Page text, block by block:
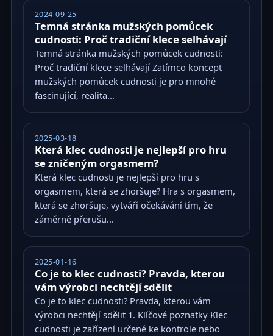
2024-09-25
Temná stránka mužských pomůcek
cudnosti: Proč tradiční klece selhávají
Temná stránka mužských pomůcek cudnosti:
Proč tradiční klece selhávají Zatímco koncept
mužských pomůcek cudnosti je pro mnohé
fascinující, realita...
2025-03-18
Která klec cudnosti je nejlepší pro hru
se zničeným orgasmem?
Která klec cudnosti je nejlepší pro hru s
orgasmem, která se zhoršuje? Hra s orgasmem,
která se zhoršuje, vytváří očekávání tím, že
záměrně přerušu...
2025-01-16
Co je to klec cudnosti? Pravda, kterou
vám výrobci nechtějí sdělit
Co je to klec cudnosti? Pravda, kterou vám
výrobci nechtějí sdělit 1. Klíčové poznatky Klec
cudnosti je zařízení určené ke kontrole nebo